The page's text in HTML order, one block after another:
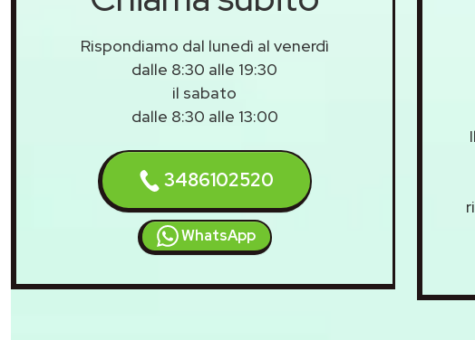
Rispondiamo dal lunedì al venerdì
dalle 8:30 alle 19:30
il sabato
dalle 8:30 alle 13:00
3486102520
WhatsApp